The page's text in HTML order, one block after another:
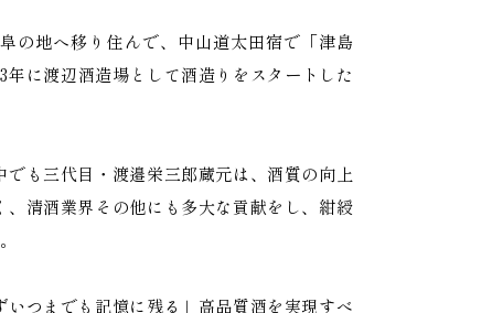
の地へ移り住んで、中山道太田宿で「津島
に渡辺酒造場として酒造りをスタートした
も三代目・渡邉栄三郎蔵元は、酒質の向上
清酒業界その他にも多大な貢献をし、紺綬
つまでも記憶に残る」高品質酒を実現すべ